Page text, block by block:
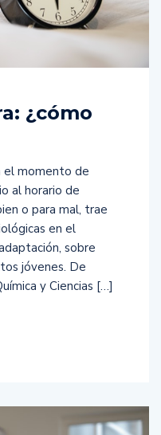
¿cómo
el momento de
al horario de
o para mal, trae
en el
sobre
jóvenes. De
y Ciencias […]